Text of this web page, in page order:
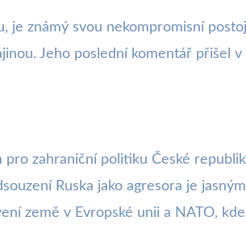
známý svou nekompromisní
Jeho poslední komentář přišel
zahraniční politiku České
Ruska jako agresora je
země v Evropské unii a NATO,